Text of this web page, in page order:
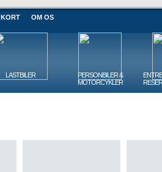
KORT OM OS
LASTBILER
PERSONBILER &
MOTORCYKLER